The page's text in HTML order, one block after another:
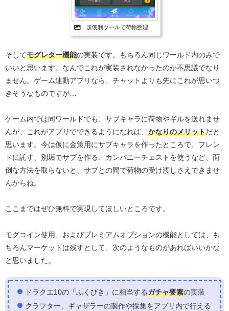
超便利ツールで荷物整理
そしてモグレター機能の実装です。もちろん同じワールド内のみで
いいと思います。なんでこれが実装されなかったのか不思議でなり
ません。ゲーム連動アプリなら、チャットよりも先にこれが思いつ
きそうなものですが…
ゲーム内では同ワールドでも、サブキャラに荷物やギルを送れませ
んが、これがアプリでできるようになれば、 かなりのメリットだと
思います。今は仮に金策用にサブキャラを作ったところで、フレン
ドに託す、別垢でサブを作る、カンパニーチェストを使うなど、面
倒な方法を取らないと、サブとの間で荷物の受け渡しさえできませ
んからね。
ここまではぜひ無料で実現してほしいところです。
モグコイン使用、およびプレミアムオプションの機能としては、も
ちろんマーケットは残すとして、次のようなものがあればいいかな
と思いました。
ドラクエ10の「ふくびき」に相当するガチャ要素の実装
クラフター、ギャザラーの製作や採集をアプリ内で行える